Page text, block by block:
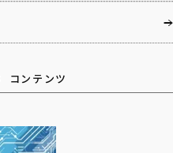
コンテンツ